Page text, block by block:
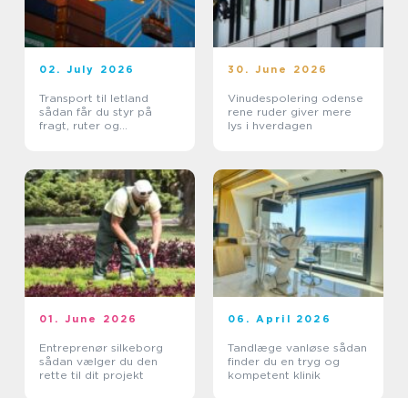
02. July 2026
Transport til letland
sådan får du styr på
fragt, ruter og
30. June 2026
Vinudespolering odense
rene ruder giver mere
lys i hverdagen
01. June 2026
Entreprenør silkeborg
sådan vælger du den
rette til dit projekt
06. April 2026
Tandlæge vanløse sådan
finder du en tryg og
kompetent klinik